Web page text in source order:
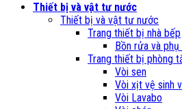
Thiết bị và vật tư nước
Thiết bị và vật tư nước
Trang thiết bị nhà bếp
Bồn rửa và phụ
Trang thiết bị phòng
Vòi sen
Vòi xịt vệ sinh
Vòi Lavabo